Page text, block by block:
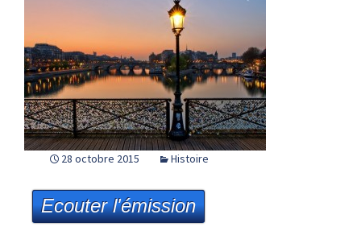
28 octobre 2015 Histoire
Ecouter l'émission